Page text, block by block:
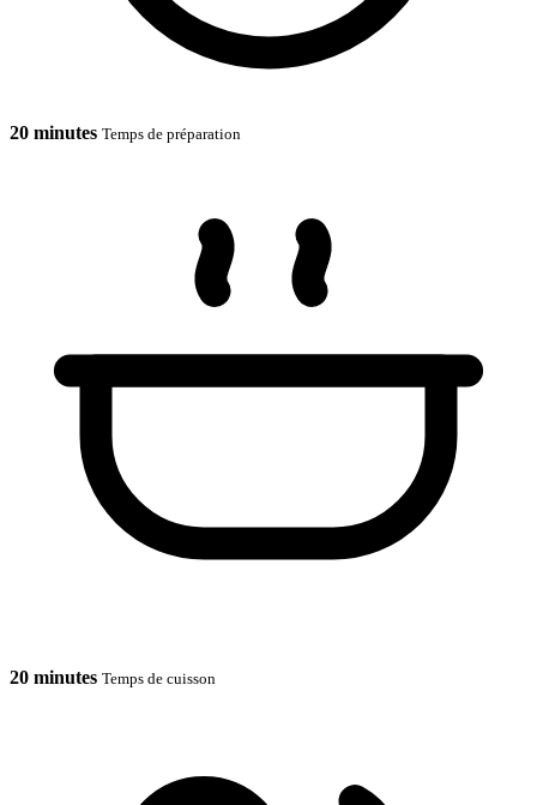
20 minutes Temps de préparation
20 minutes Temps de cuisson